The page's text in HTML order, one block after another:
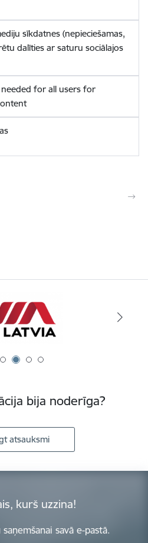
sīkdatnes (nepieciešamas,
dalīties ar saturu sociālajos
needed for all users for
bija noderīga?
atsauksmi
kurš uzzina!
savā e-pastā.